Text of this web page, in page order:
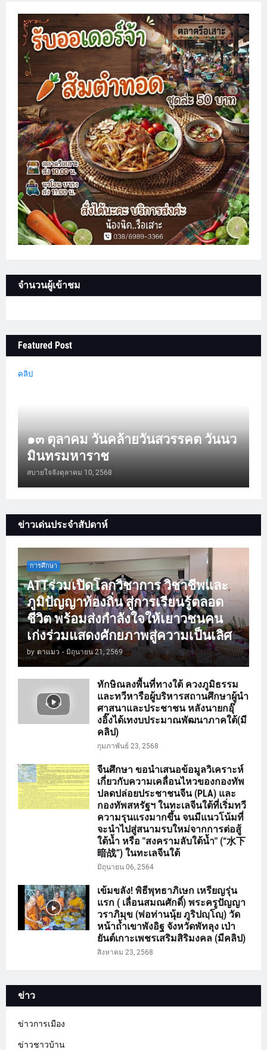
จำนวนผู้เข้าชม
Featured Post
คลิป
๑๓ ตุลาคม วันคล้ายวันสวรรคต วันนว
มินทรมหาราช
สบายใจจังตุลาคม 10, 2568
ข่าวเด่นประจำสัปดาห์
การศึกษา
ATTร่วมเปิดโลกวิชาการ วิชาชีพและ
ภูมิปัญญาท้องถิ่น สู่การเรียนรู้ตลอด
ชีวิต พร้อมส่งกำลังใจให้เยาวชนคน
เก่งร่วมแสดงศักยภาพสู่ความเป็นเลิศ
by ตาแมว - มิถุนายน 21, 2569
ทักษิณลงพื้นที่ทางใต้ ควงภูมิธรรม
และทวีหารือผู้บริหารสถานศึกษาผู้นำ
ศาสนาและประชาชน หลังนายกอุ๊
งอิ๊งได้เทงบประมาณพัฒนาภาคใต้(มี
คลิป)
กุมภาพันธ์ 23, 2568
จีนศึกษา ขอนำเสนอข้อมูลวิเคราะห์
เกี่ยวกับความเคลื่อนไหวของกองทัพ
ปลดปล่อยประชาชนจีน (PLA) และ
กองทัพสหรัฐฯ ในทะเลจีนใต้ที่เริ่มทวี
ความรุนแรงมากขึ้น จนมีแนวโน้มที่
จะนำไปสู่สนามรบใหม่จากการต่อสู้
ใต้น้ำ หรือ "สงครามลับใต้น้ำ" (“水下
暗战”) ในทะเลจีนใต้
มิถุนายน 06, 2564
เข้มขลัง! พิธีพุทธาภิเษก เหรียญรุ่น
แรก ( เลื่อนสมณศักดิ์) พระครูปัญญา
วราภิมุข (พ่อท่านนุ้ย ภูริปญฺโญฺ) วัด
หน้าถ้ำเขาพังอิฐ จังหวัดพัทลุง เป่า
ยันต์เกาะเพชรเสริมสิริมงคล (มีคลิป)
สิงหาคม 23, 2568
ข่าว
ข่าวการเมือง
ข่าวชาวบ้าน